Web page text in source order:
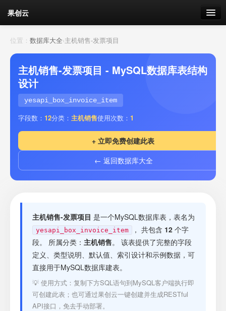
果创云
数据表单
API接口
云存储
流量 剩余接口流量
套餐
接口测试
位置： 数据库大全›主机销售-发票项目
主机销售-发票项目 - MySQL数据库表结构
设计
yesapi_box_invoice_item
字段数： 12分类： 主机销售使用次数： 1
+ 立即免费创建此表
← 返回数据库大全
主机销售-发票项目 是一个MySQL数据库表，表名为
yesapi_box_invoice_item ， 共包含 12 个字
段。 所属分类： 主机销售。 该表提供了完整的字段
定义、类型说明、默认值、索引设计和示例数据，可
直接用于MySQL数据库建表。
💡 使用方式：复制下方SQL语句到MySQL客户端执行即
可创建此表；也可通过果创云一键创建并生成RESTful
API接口，免去手动部署。